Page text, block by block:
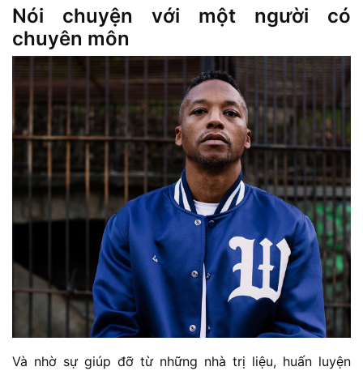
Nói chuyện với một người có
chuyên môn
Và nhờ sự giúp đỡ từ những nhà trị liệu, huấn luyện